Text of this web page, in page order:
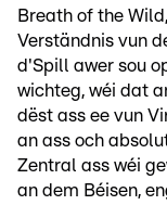
Breath of the
Verständnis vun
d'Spill awer sou
wichteg, wéi dat
dëst ass ee vun
an ass och
Zentral ass wéi
an dem Béisen,